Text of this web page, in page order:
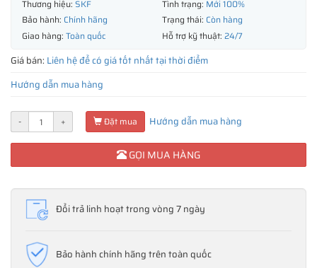
Thương hiệu: SKF Tình trạng: Mới 100%
Bảo hành: Chính hãng Trạng thái: Còn hàng
Giao hàng: Toàn quốc Hỗ trợ kỹ thuật: 24/7
Giá bán: Liên hệ để có giá tốt nhất tại thời điểm
Hướng dẫn mua hàng
- + Đặt mua Hướng dẫn mua hàng
GỌI MUA HÀNG
Đổi trả linh hoạt trong vòng 7 ngày
Bảo hành chính hãng trên toàn quốc